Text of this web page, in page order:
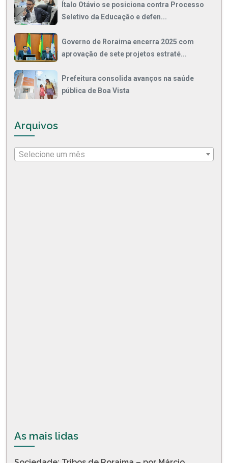
Ítalo Otávio se posiciona contra Processo
Seletivo da Educação e defen...
Governo de Roraima encerra 2025 com
aprovação de sete projetos estraté...
Prefeitura consolida avanços na saúde
pública de Boa Vista
Arquivos
Selecione um mês
As mais lidas